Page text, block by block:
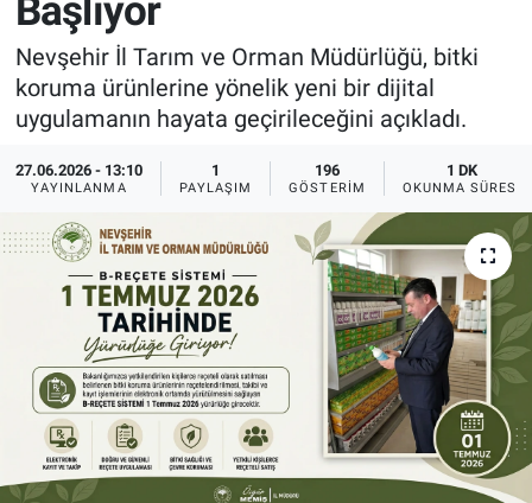
Başlıyor
Nevşehir İl Tarım ve Orman Müdürlüğü, bitki
koruma ürünlerine yönelik yeni bir dijital
uygulamanın hayata geçirileceğini açıkladı.
27.06.2026 - 13:10
YAYINLANMA
1
PAYLAŞIM
196
GÖSTERIM
1 DK
OKUNMA SÜRESI
Sağlık
Yerel
Genel
Asayiş
İlan - Duyuru- Mesaj
Türkiye Gündemi
Sizden Gelenler
Yaşam
Sağlık
Eğitim
Kültür
3.Sayfa
İlan - Duyuru- Mesaj
Türkiye Gündemi
Sizden Gelenler